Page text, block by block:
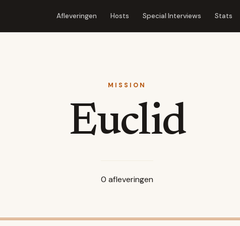
Afleveringen Hosts Special Interviews Stats
MISSION
Euclid
0 afleveringen